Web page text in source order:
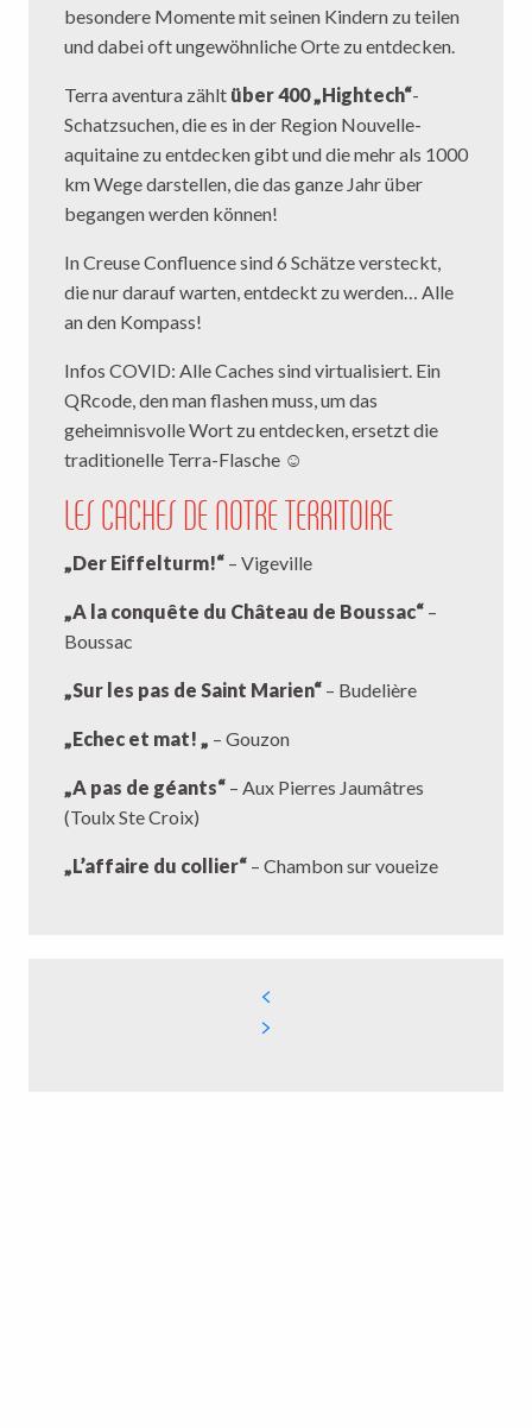
besondere Momente mit seinen Kindern zu teilen
und dabei oft ungewöhnliche Orte zu entdecken.
Terra aventura zählt über 400 „Hightech“-
Schatzsuchen, die es in der Region Nouvelle-
aquitaine zu entdecken gibt und die mehr als 1000
km Wege darstellen, die das ganze Jahr über
begangen werden können!
In Creuse Confluence sind 6 Schätze versteckt,
die nur darauf warten, entdeckt zu werden… Alle
an den Kompass!
Infos COVID: Alle Caches sind virtualisiert. Ein
QRcode, den man flashen muss, um das
geheimnisvolle Wort zu entdecken, ersetzt die
traditionelle Terra-Flasche ☺
LES CACHES DE NOTRE TERRITOIRE
„Der Eiffelturm!“ – Vigeville
„A la conquête du Château de Boussac“ –
Boussac
„Sur les pas de Saint Marien“ – Budelière
„Echec et mat! „ – Gouzon
„A pas de géants“ – Aux Pierres Jaumâtres
(Toulx Ste Croix)
„L’affaire du collier“ – Chambon sur voueize